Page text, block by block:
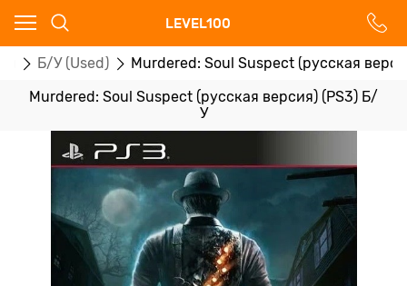
LEVEL100
Б/У (Used) Murdered: Soul Suspect (русская
Murdered: Soul Suspect (русская версия) (PS3) Б/
У
Ваш город - Москва,
угадали?
ДА НЕТ